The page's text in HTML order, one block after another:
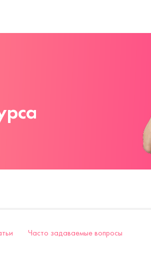
Часто задаваемые вопросы